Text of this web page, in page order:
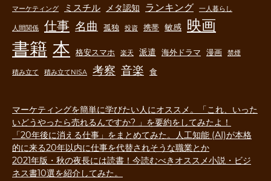
マーケティング
ミスチル メタ認知 ランキング 一人暮らし
人間関係 仕事 名曲 孤独 投資 携帯 敏感 映画
書籍 本 格安スマホ 楽天 派遣 海外ドラマ 漫画 禁煙
積み立て 積み立てNISA 考察 音楽 食
マーケティングを簡単に学びたい人にオススメ。「これ、いった
いどうやったら売れるんですか? 」を要約をしてみたよ！
「20年後に消える仕事」をまとめてみた。人工知能 (AI)が本格
的に来る20年以内に仕事を代替されそうな職業とか
2021年版・秋の夜長には読書！今読むべきオススメ小説・ビジ
ネス書10選を紹介してみた。